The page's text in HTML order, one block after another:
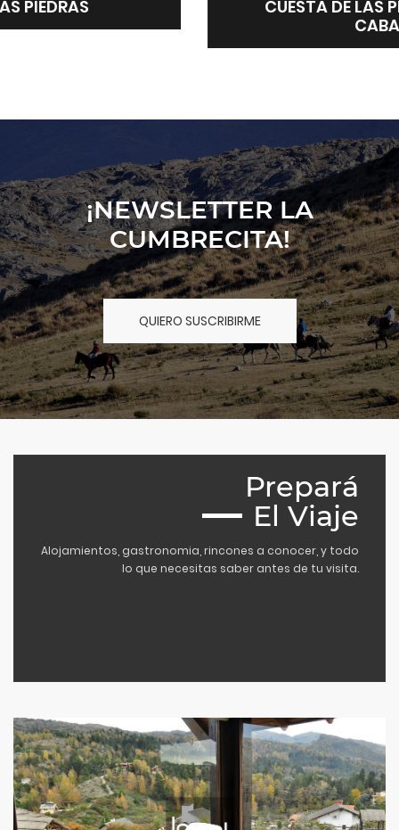
CUESTA DE LAS PIEDRAS SUITES Y
CABAÑAS
¡NEWSLETTER LA
CUMBRECITA!
QUIERO SUSCRIBIRME
Prepará
El Viaje
Alojamientos, gastronomia, rincones a conocer, y todo
lo que necesitas saber antes de tu visita.